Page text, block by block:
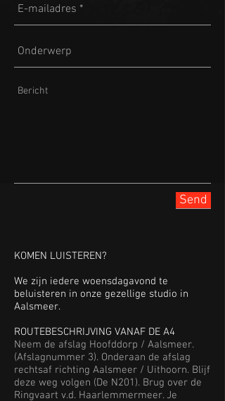
Send
KOMEN LUISTEREN?
We zijn iedere woensdagavond te
beluisteren in onze gezellige studio in
Aalsmeer.
ROUTEBESCHRIJVING VANAF DE A4
Neem de afslag Hoofddorp / Aalsmeer.
(Afslagnummer 3). Onderaan de afslag
rechtsaf richting Aalsmeer / Uithoorn. Blijf
deze weg volgen (De N201). Brug over de
Ringvaart v.d. Haarlemmermeer. Je